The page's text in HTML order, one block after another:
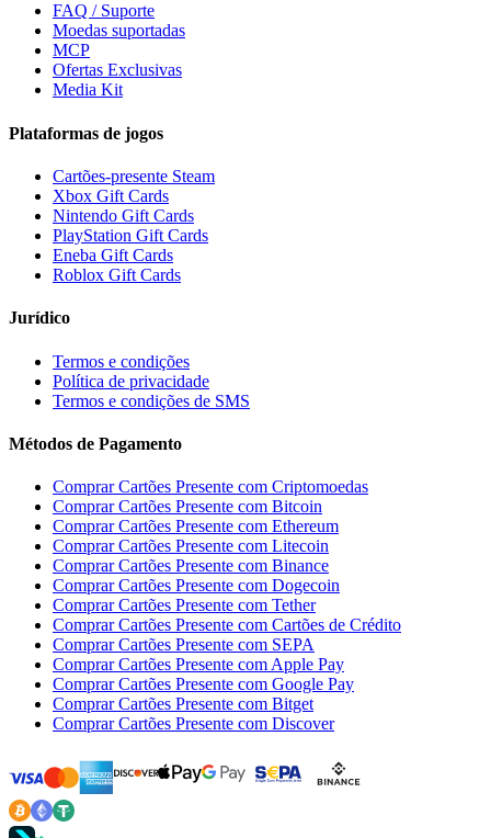
FAQ / Suporte
Moedas suportadas
MCP
Ofertas Exclusivas
Media Kit
Plataformas de jogos
Cartões-presente Steam
Xbox Gift Cards
Nintendo Gift Cards
PlayStation Gift Cards
Eneba Gift Cards
Roblox Gift Cards
Jurídico
Termos e condições
Política de privacidade
Termos e condições de SMS
Métodos de Pagamento
Comprar Cartões Presente com Criptomoedas
Comprar Cartões Presente com Bitcoin
Comprar Cartões Presente com Ethereum
Comprar Cartões Presente com Litecoin
Comprar Cartões Presente com Binance
Comprar Cartões Presente com Dogecoin
Comprar Cartões Presente com Tether
Comprar Cartões Presente com Cartões de Crédito
Comprar Cartões Presente com SEPA
Comprar Cartões Presente com Apple Pay
Comprar Cartões Presente com Google Pay
Comprar Cartões Presente com Bitget
Comprar Cartões Presente com Discover